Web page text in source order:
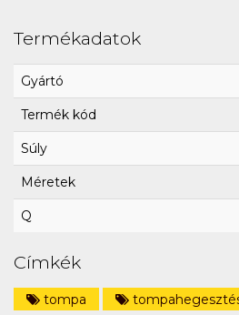
Termékadatok
Gyártó
Termék kód
Súly
Méretek
Q
Címkék
tompa